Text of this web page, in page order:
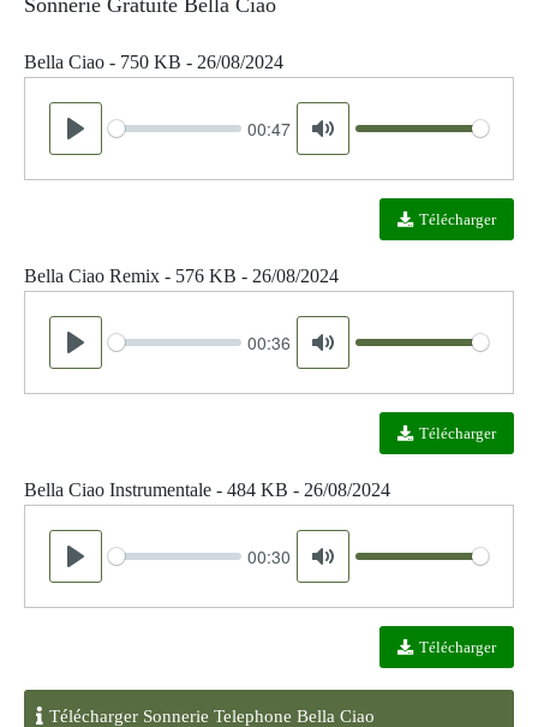
Sonnerie Gratuite Bella Ciao
Bella Ciao - 750 KB - 26/08/2024
Play
Seek 00:47
Mute
Volume
Télécharger
Bella Ciao Remix - 576 KB - 26/08/2024
Play
Seek 00:36
Mute
Volume
Télécharger
Bella Ciao Instrumentale - 484 KB - 26/08/2024
Play
Seek 00:30
Mute
Volume
Télécharger
Télécharger Sonnerie Telephone Bella Ciao